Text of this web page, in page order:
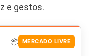
e gestos.
📦 MERCADO LIVRE